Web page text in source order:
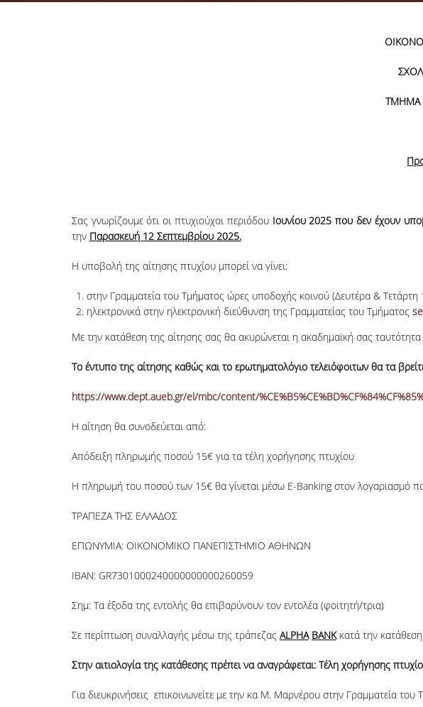
ΤΜΗΜΑ
Σας γνωρίζουμε ότι οι πτυχιούχοι περιόδου Ιουνίου 2025 που δεν έχουν
την Παρασκευή 12 Σεπτεμβρίου 2025.
Η υποβολή της αίτησης πτυχίου μπορεί να γίνει:
στην Γραμματεία του Τμήματος ώρες υποδοχής κοινού (Δευτέρα &
ηλεκτρονικά στην ηλεκτρονική διεύθυνση της Γραμματείας του Τμήματος
Με την κατάθεση της αίτησης σας θα ακυρώνεται η ακαδημαϊκή σας
Το έντυπο της αίτησης καθώς και το ερωτηματολόγιο τελειόφοιτων θα τα
https://www.dept.aueb.gr/el/mbc/content/
Η αίτηση θα συνοδεύεται από:
Απόδειξη πληρωμής ποσού 15€ για τα τέλη χορήγησης πτυχίου
Η πληρωμή του ποσού των 15€ θα γίνεται μέσω E-Banking στον λογαριασμό
ΤΡΑΠΕΖΑ ΤΗΣ ΕΛΛΑΔΟΣ
ΕΠΩΝΥΜΙΑ: ΟΙΚΟΝΟΜΙΚΟ ΠΑΝΕΠΙΣΤΗΜΙΟ ΑΘΗΝΩΝ
IBAN: GR7301000240000000000260059
Σημ: Τα έξοδα της εντολής θα επιβαρύνουν τον εντολέα (φοιτητή/τρια)
Σε περίπτωση συναλλαγής μέσω της τράπεζας ALPHA BANKκατά την
Στην αιτιολογία της κατάθεσης πρέπει να αναγράφεται: Τέλη χορήγησης
Για διευκρινήσεις επικοινωνείτε με την κα Μ. Μαρνέρου στην Γραμματεία